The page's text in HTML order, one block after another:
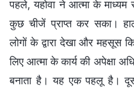
पहले, यहोवा ने आत्मा के
कुछ चीजें प्राप्त कर सका।
लोगों के द्वारा देखा और महसूस
लिए आत्मा के कार्य की अपेक्षा
बनाता है। यह एक पहलू है।